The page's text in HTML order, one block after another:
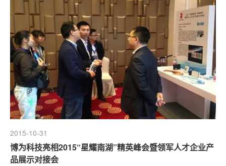
2015-10-31
博为科技亮相2015“星耀南湖”精英峰会暨领军人才企业产
品展示对接会